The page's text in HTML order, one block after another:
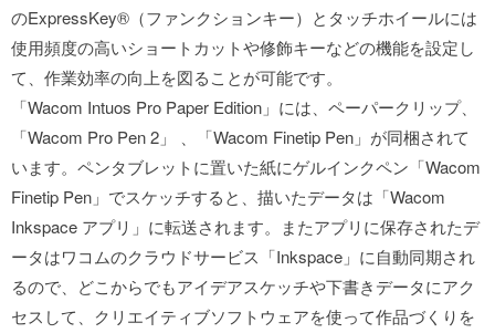
のExpressKey®（ファンクションキー）とタッチホイールには
使用頻度の高いショートカットや修飾キーなどの機能を設定し
て、作業効率の向上を図ることが可能です。
「Wacom Intuos Pro Paper Edition」には、ペーパークリップ、
「Wacom Pro Pen 2」 、「Wacom Finetip Pen」が同梱されて
います。ペンタブレットに置いた紙にゲルインクペン「Wacom
Finetip Pen」でスケッチすると、描いたデータは「Wacom
Inkspace アプリ」に転送されます。またアプリに保存されたデ
ータはワコムのクラウドサービス「Inkspace」に自動同期され
るので、どこからでもアイデアスケッチや下書きデータにアク
セスして、クリエイティブソフトウェアを使って作品づくりを